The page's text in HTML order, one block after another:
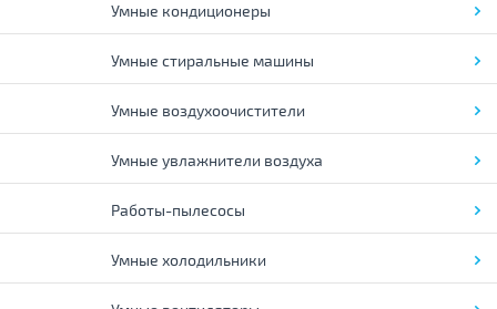
Умные кондиционеры
Умные стиральные машины
Умные воздухоочистители
Умные увлажнители воздуха
Работы-пылесосы
Умные холодильники